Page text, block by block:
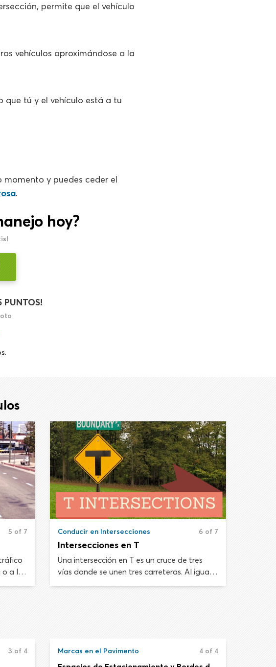
permite que el vehículo
vehículos aproximándose a la
que tú y el vehículo está a tu
y puedes ceder el
.
hoy?
PUNTOS!
5 of 7
o a la
la
Conducir en Intersecciones 6 of 7
Intersecciones en T
Una intersección en T es un cruce de tres
vías donde se unen tres carreteras. Al igual
que con cualquier otra intersección, debes
3 of 4 Marcas en el Pavimento 4 of 4